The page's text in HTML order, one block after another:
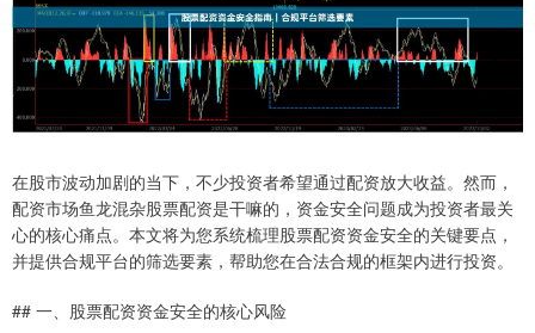
在股市波动加剧的当下，不少投资者希望通过配资放大收益。然而，
配资市场鱼龙混杂股票配资是干嘛的，资金安全问题成为投资者最关
心的核心痛点。本文将为您系统梳理股票配资资金安全的关键要点，
并提供合规平台的筛选要素，帮助您在合法合规的框架内进行投资。
## 一、股票配资资金安全的核心风险